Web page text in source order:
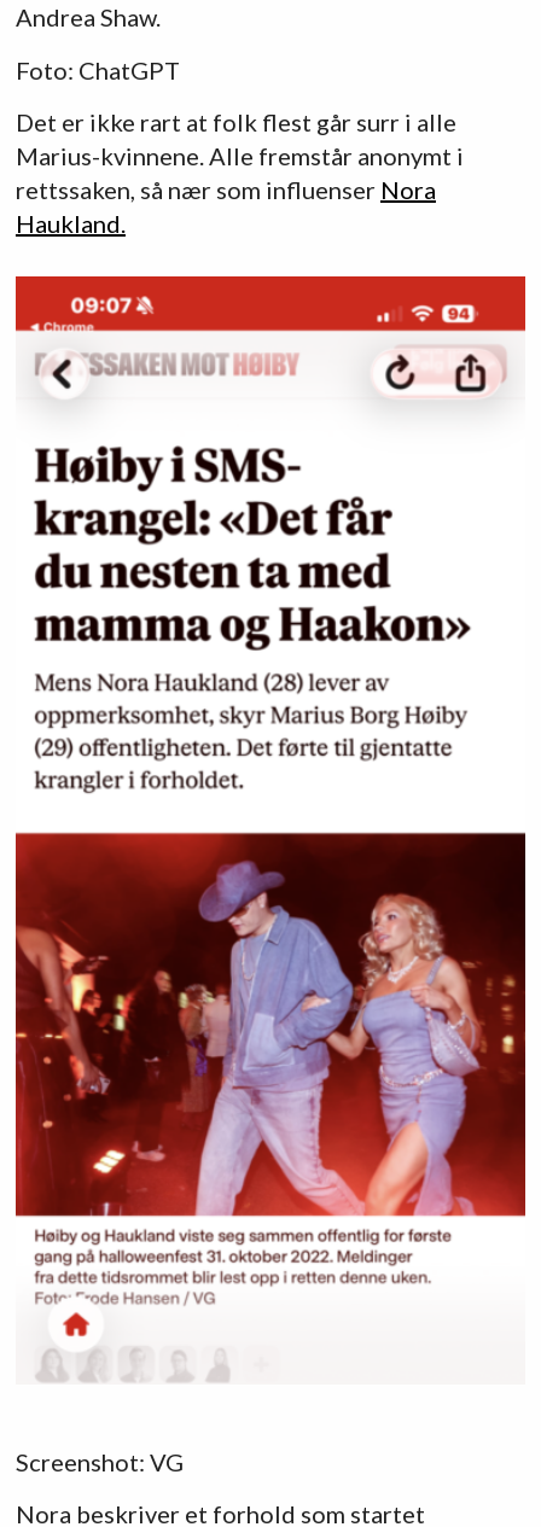
Andrea Shaw.
Foto: ChatGPT
Det er ikke rart at folk flest går surr i alle
Marius-kvinnene. Alle fremstår anonymt i
rettssaken, så nær som influenser Nora
Haukland.
Screenshot: VG
Nora beskriver et forhold som startet